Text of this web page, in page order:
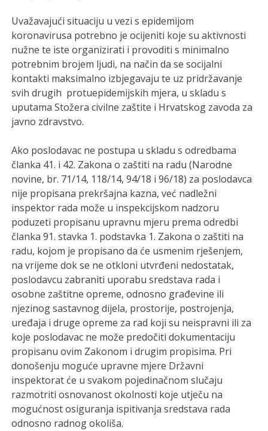
Uvažavajući situaciju u vezi s epidemijom
koronavirusa potrebno je ocijeniti koje su aktivnosti
nužne te iste organizirati i provoditi s minimalno
potrebnim brojem ljudi, na način da se socijalni
kontakti maksimalno izbjegavaju te uz pridržavanje
svih drugih protuepidemijskih mjera, u skladu s
uputama Stožera civilne zaštite i Hrvatskog zavoda za
javno zdravstvo.
Ako poslodavac ne postupa u skladu s odredbama
članka 41. i 42. Zakona o zaštiti na radu (Narodne
novine, br. 71/14, 118/14, 94/18 i 96/18) za poslodavca
nije propisana prekršajna kazna, već nadležni
inspektor rada može u inspekcijskom nadzoru
poduzeti propisanu upravnu mjeru prema odredbi
članka 91. stavka 1. podstavka 1. Zakona o zaštiti na
radu, kojom je propisano da će usmenim rješenjem,
na vrijeme dok se ne otkloni utvrđeni nedostatak,
poslodavcu zabraniti uporabu sredstava rada i
osobne zaštitne opreme, odnosno građevine ili
njezinog sastavnog dijela, prostorije, postrojenja,
uređaja i druge opreme za rad koji su neispravni ili za
koje poslodavac ne može predočiti dokumentaciju
propisanu ovim Zakonom i drugim propisima. Pri
donošenju moguće upravne mjere Državni
inspektorat će u svakom pojedinačnom slučaju
razmotriti osnovanost okolnosti koje utječu na
mogućnost osiguranja ispitivanja sredstava rada
odnosno radnog okoliša.